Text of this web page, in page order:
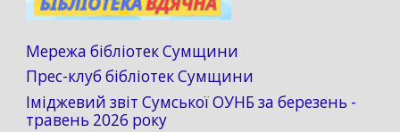
Мережа бібліотек Сумщини
Прес-клуб бібліотек Сумщини
Іміджевий звіт Сумської ОУНБ за березень -
травень 2026 року